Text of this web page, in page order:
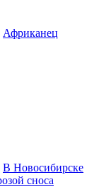
Африканец
В Новосибирске
сноса